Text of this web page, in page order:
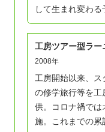
して生まれ変わる
工房ツアー型ラー
2008年
工房開始以来、
の修学旅行等を工
供。コロナ禍では
施。これまでの累